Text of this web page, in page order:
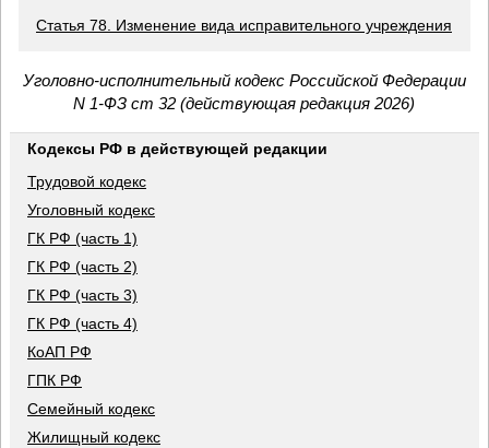
Статья 78. Изменение вида исправительного учреждения
Уголовно-исполнительный кодекс Российской Федерации
N 1-ФЗ ст 32 (действующая редакция 2026)
Кодексы РФ в действующей редакции
Трудовой кодекс
Уголовный кодекс
ГК РФ (часть 1)
ГК РФ (часть 2)
ГК РФ (часть 3)
ГК РФ (часть 4)
КоАП РФ
ГПК РФ
Семейный кодекс
Жилищный кодекс